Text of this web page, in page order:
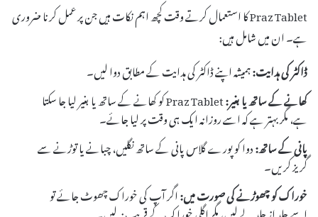
Praz Tablet کا استعمال کرتے وقت کچھ اہم نکات ہیں جن پر عمل کرنا ضروری
ہے۔ ان میں شامل ہیں:
ڈاکٹر کی ہدایت:ہمیشہ اپنے ڈاکٹر کی ہدایت کے مطابق دوا لیں۔
کھانے کے ساتھ یا بغیر:
Praz Tablet کو کھانے کے ساتھ یا بغیر لیا جا سکتا
ہے، مگر بہتر ہے کہ اسے روزانہ ایک ہی وقت پر لیا جائے۔
پانی کے ساتھ:دوا کو پورے گلاس پانی کے ساتھ نگلیں، چبانے یا توڑنے سے
گریز کریں۔
خوراک کو چھوڑنے کی صورت میں:اگر آپ کی خوراک چھوٹ جائے تو